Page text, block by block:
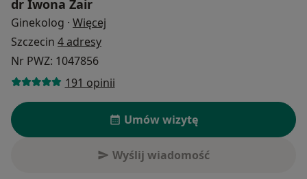
dr Iwona Zair
Ginekolog · Więcej
Szczecin 4 adresy
Nr PWZ: 1047856
191 opinii
Umów wizytę
Wyślij wiadomość